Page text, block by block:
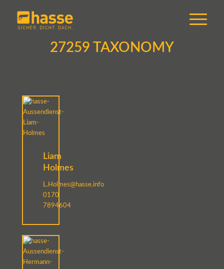
27259 TAXONOMY
Liam
Holmes
L.Holmes@hasse.info
0170
7894604